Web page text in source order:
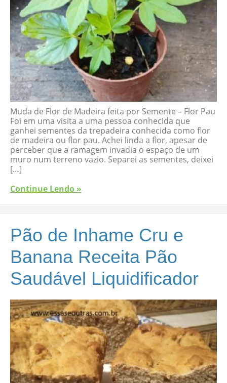
Muda de Flor de Madeira feita por Semente – Flor Pau
Foi em uma visita a uma pessoa conhecida que
ganhei sementes da trepadeira conhecida como flor
de madeira ou flor pau. Achei linda a flor, apesar de
perceber que a ramagem invadia o espaço de um
muro num terreno vazio. Separei as sementes, deixei
[…]
Continue Lendo »
Pão de Inhame Cru e
Banana Receita Pão
Saudável Liquidificador